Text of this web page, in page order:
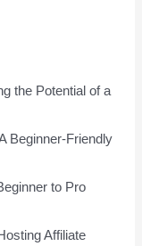
the Potential of a
Beginner-Friendly
to Pro
Affiliate